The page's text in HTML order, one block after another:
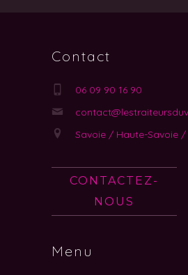
Contact
06 09 90 16 90
Savoie / Haute-Savoie /
CONTACTEZ-
NOUS
Menu